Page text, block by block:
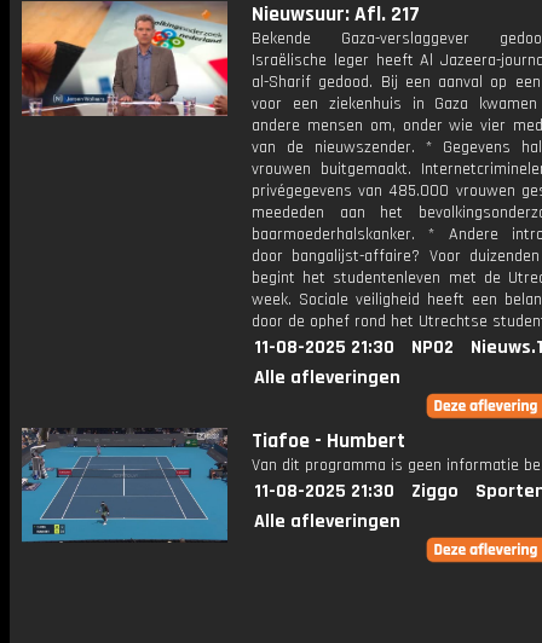
Nieuwsuur: Afl. 217
Bekende Gaza-verslaggever
Israëlische leger heeft Al Jazeera-
al-Sharif gedood. Bij een aanval op
voor een ziekenhuis in Gaza
andere mensen om, onder wie vier
van de nieuwszender. * Gegevens
vrouwen buitgemaakt.
privégegevens van 485.000 vrouwen
meededen aan het
baarmoederhalskanker. * Andere
door bangalijst-affaire? Voor
begint het studentenleven met de
week. Sociale veiligheid heeft een
door de ophef rond het Utrechtse
11-08-2025 21:30 NPO2
Alle afleveringen
Tiafoe - Humbert
Van dit programma is geen informatie
11-08-2025 21:30 Ziggo
Alle afleveringen